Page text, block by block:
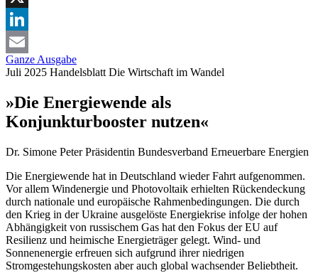
X
LinkedIn
Email
Ganze Ausgabe
Juli 2025 Handelsblatt Die Wirtschaft im Wandel
»Die Energiewende als
Konjunkturbooster nutzen«
Dr. Simone PeterPräsidentin Bundesverband Erneuerbare Energien
Die Energiewende hat in Deutschland wieder Fahrt aufgenommen.
Vor allem Windenergie und Photovoltaik erhielten Rückendeckung
durch nationale und europäische Rahmenbedingungen. Die durch
den Krieg in der Ukraine ausgelöste Energiekrise infolge der hohen
Abhängigkeit von russischem Gas hat den Fokus der EU auf
Resilienz und heimische Energieträger gelegt. Wind- und
Sonnenenergie erfreuen sich aufgrund ihrer niedrigen
Stromgestehungskosten aber auch global wachsender Beliebtheit.